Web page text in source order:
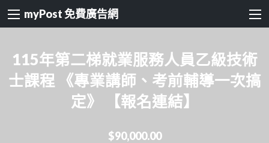
myPost 免費廣告網
115年第二梯就業服務人員乙級技術
士課程 《專業講師、考前輔導一次搞
定》 【報名連結】
$90,000.00